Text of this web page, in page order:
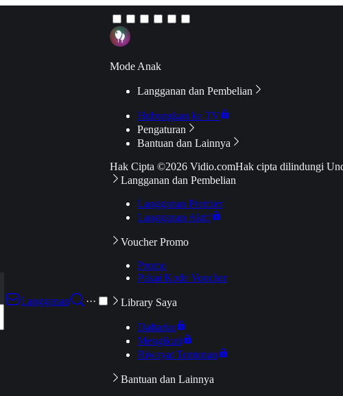
Langganan
···
Mode Anak
Langganan dan Pembelian
Hubungkan ke TV
Pengaturan
Bantuan dan Lainnya
Hak Cipta ©2026 Vidio.comHak cipta dilindungi
Langganan dan Pembelian
Langganan Premier
Langganan Aktif
Voucher Promo
Promo
Pakai Kode Voucher
Library Saya
Daftarku
Mengikuti
Riwayat Tontonan
Bantuan dan Lainnya